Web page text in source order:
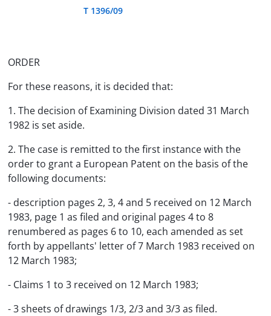
T 1396/09
ORDER
For these reasons, it is decided that:
1. The decision of Examining Division dated 31 March
1982 is set aside.
2. The case is remitted to the first instance with the
order to grant a European Patent on the basis of the
following documents:
- description pages 2, 3, 4 and 5 received on 12 March
1983, page 1 as filed and original pages 4 to 8
renumbered as pages 6 to 10, each amended as set
forth by appellants' letter of 7 March 1983 received on
12 March 1983;
- Claims 1 to 3 received on 12 March 1983;
- 3 sheets of drawings 1/3, 2/3 and 3/3 as filed.